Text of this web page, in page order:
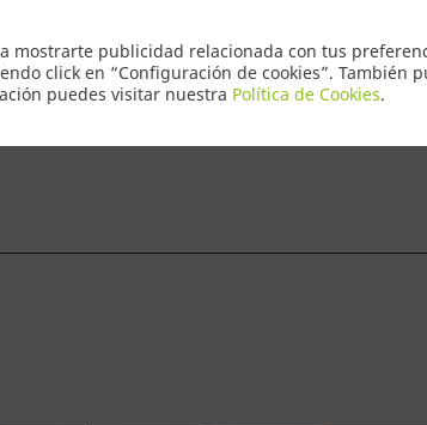
mostrarte publicidad relacionada con tus
click en “Configuración de cookies”. También
puedes visitar nuestra Política de Cookies.